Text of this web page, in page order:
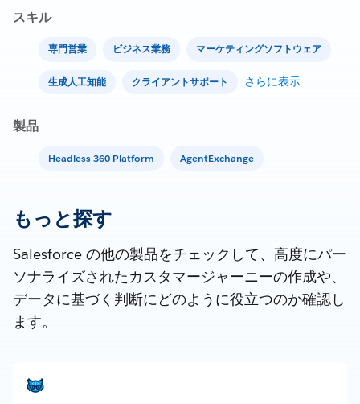
スキル
専門営業 ビジネス業務 マーケティングソフトウェア
生成人工知能 クライアントサポート さらに表示
製品
Headless 360 Platform AgentExchange
もっと探す
Salesforce の他の製品をチェックして、高度にパー
ソナライズされたカスタマージャーニーの作成や、
データに基づく判断にどのように役立つのか確認し
ます。